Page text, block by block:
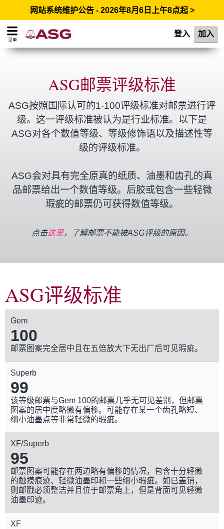
网站系统维护公告 - 2026年8月6日上午8点起 >
菜单
登入 加入
ASG邮票评级标准
ASG按照国际认可的1-100评级标准对邮票进行评
级。这一评级标准被认为是行业标准。以下是
ASG对各个数值等级、等级修饰语以及描述性等
级的评级标准。
ASG会对具有完全原真的纸质、油墨和齿孔的真
品邮票给出一个数值等级。后胶或包含一些轻微
瑕疵的邮票仍可获得数值等级。
点击这里，了解邮票不能被ASG评级的原因。
ASG评级标准
Gem
100
邮票图案完全居中且在五倍放大下无出厂后可见瑕疵。
Superb
99
该等级邮票与Gem 100的邮票几乎无可见差别，但邮票
图案的居中度略微有偏移。可能存在某一个齿孔略短、
细小油墨点等非常轻微的瑕疵。
XF/Superb
95
邮票图案可能存在两边略有偏移的情况，包含十分轻微
的触摸痕迹、轻微油墨印和一些细小瑕疵。如已盖销，
则邮戳必须整洁并且位于邮票角上，但是背面可见轻微
油墨印迹。
XF